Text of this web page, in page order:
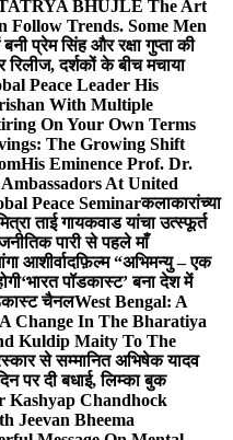
BHUJLE The Art
Follow Trends. Some Men
प्रेम सिंह और रक्षा गुप्ता की
दर्शकों के बीच मचाया
Peace Leader His
With Multiple
On Your Own Terms
The Growing Shift
His Eminence Prof. Dr.
At United
Peace Seminarकलाकारांच्या
ताई गायकवाड यांचा उत्स्फूर्त
पारी से पहले माँ
आशीर्वादफ़िल्म “अभिमन्यु – एक
‘भारत पॉडकास्ट’ बना देश में
चैनलWest Bengal: A
Change In The Bharatiya
Kuldip Maity To The
से सम्मानित अभिषेक यादव
पर दी बधाई, लिम्का बुक
Kashyap Chandhock
Jeevan Bheema